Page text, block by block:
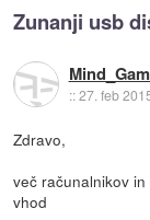
Zunanji usb
::27. feb
Zdravo,
več računalnikov
vhod